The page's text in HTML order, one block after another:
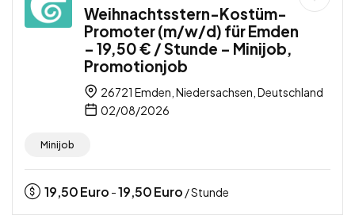
Weihnachtsstern-Kostüm-
Promoter (m/w/d) für Emden
– 19,50 € / Stunde – Minijob,
Promotionjob
26721 Emden, Niedersachsen, Deutschland
02/08/2026
Minijob
19,50Euro -19,50Euro / Stunde